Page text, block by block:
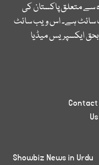
سے متعلق پاکستان کی
سائٹ ہے۔ اس ویب سائٹ
ایکسپریس میڈیا
Contact
Us
Showbiz News in Urdu